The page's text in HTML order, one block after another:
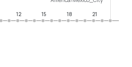
12 15 18 21